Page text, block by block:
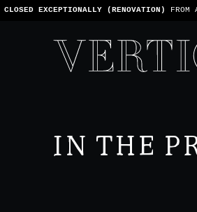
WE’RE CASHLESS - ONLY CARDS
IN THE